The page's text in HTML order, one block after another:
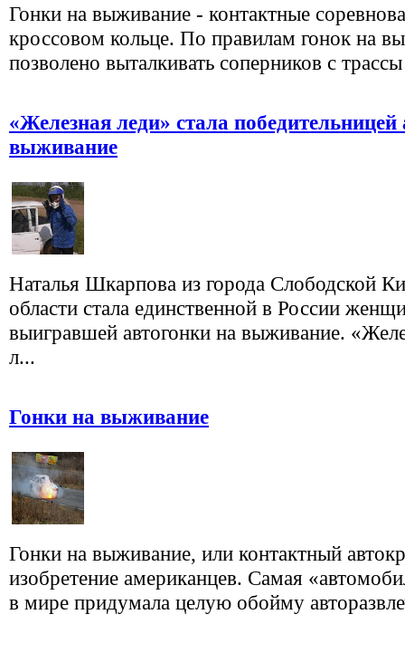
Гонки на выживание - контактные
кроссовом кольце. По правилам гонок на
позволено выталкивать соперников с
«Железная леди» стала победительницей
выживание
Наталья Шкарпова из города Слободской
области стала единственной в России
выигравшей автогонки на выживание.
л...
Гонки на выживание
Гонки на выживание, или контактный
изобретение американцев. Самая
в мире придумала целую обойму